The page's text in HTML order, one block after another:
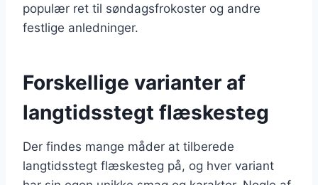
populær ret til søndagsfrokoster og andre
festlige anledninger.
Forskellige varianter af
langtidsstegt flæskesteg
Der findes mange måder at tilberede
langtidsstegt flæskesteg på, og hver variant